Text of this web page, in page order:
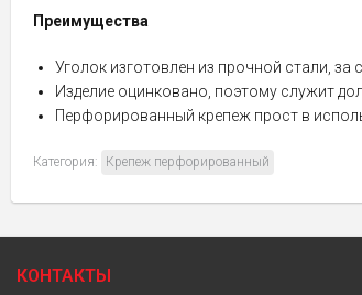
Преимущества
Уголок изготовлен из прочной стали, за
Изделие оцинковано, поэтому служит
Перфорированный крепеж прост в
Категория: Крепеж перфорированный
КОНТАКТЫ